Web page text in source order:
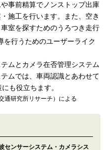
事前精算でノンストップ出庫
施工を行います。また、空き
室を探すためのうろつき走行
を行うためのユーザーライク
ムとカメラ在否管理システム
ムでは、車両認識とあわせて
も役立ちます。
研究所リサーチ）による
センサーシステム・カメラシス